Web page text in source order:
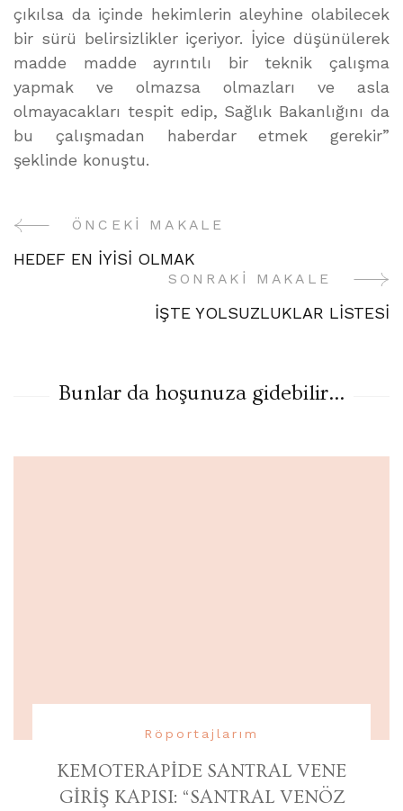
çıkılsa da içinde hekimlerin aleyhine olabilecek
bir sürü belirsizlikler içeriyor. İyice düşünülerek
madde madde ayrıntılı bir teknik çalışma
yapmak ve olmazsa olmazları ve asla
olmayacakları tespit edip, Sağlık Bakanlığını da
bu çalışmadan haberdar etmek gerekir”
şeklinde konuştu.
YazıÖNCEKI MAKALE
HEDEF EN İYİSİ OLMAK
SONRAKI MAKALE
İŞTE YOLSUZLUKLAR LİSTESİ
Bunlar da hoşunuza gidebilir...
Röportajlarım
KEMOTERAPİDE SANTRAL VENE
GİRİŞ KAPISI: “SANTRAL VENÖZ